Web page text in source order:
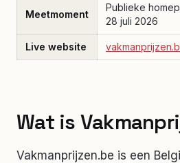
Meetmoment
Publieke
28 juli 2026
Live website
Wat is
Vakmanprijzen.be is een